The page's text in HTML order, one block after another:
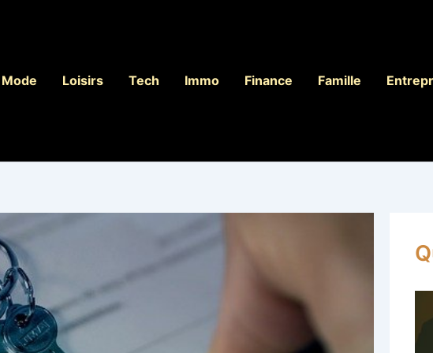
Mode Loisirs Tech Immo Finance Famille